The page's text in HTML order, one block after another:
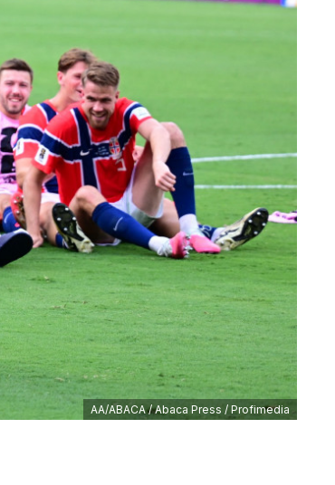
AA/ABACA / Abaca Press / Profimedia